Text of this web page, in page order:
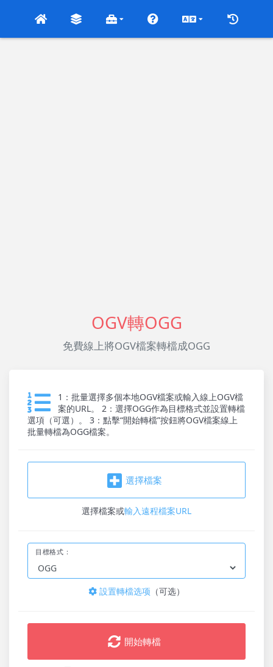
OGV轉OGG
免費線上將OGV檔案轉檔成OGG
1：批量選擇多個本地OGV檔案或輸入線上OGV檔
案的URL。 2：選擇OGG作為目標格式並設置轉檔
選項（可選）。 3：點擊“開始轉檔”按鈕將OGV檔案線上
批量轉檔為OGG檔案。
選擇檔案
選擇檔案或輸入遠程檔案URL
目標格式：
設置轉檔选项 （可选）
開始轉檔